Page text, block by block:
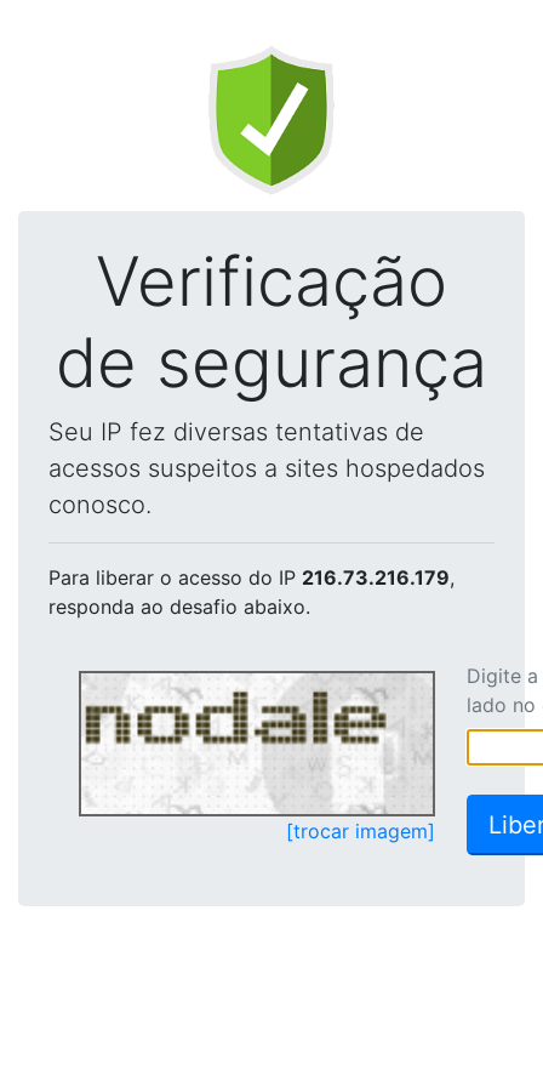
Verificação
de segurança
Seu IP fez diversas tentativas de
acessos suspeitos a sites hospedados
conosco.
Para liberar o acesso do IP 216.73.216.179,
responda ao desafio abaixo.
[trocar imagem]
Digite
lado no